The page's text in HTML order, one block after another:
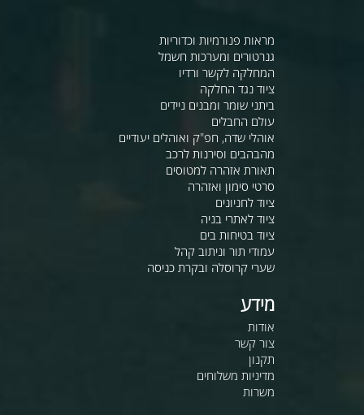
מראות פנורמיות וכדוריות
גנרטורים ומערכות חשמל
המחלקה לקשר ורדיו
ציוד נגד החלקה
ביתני שומר ומבנים ניידים
עולם החבלים
אוהלי שדה, חפ"ק ואוהלים יעודיים
מהבהבים וסירנות לרכב
תאורת אזהרה למטוסים
סרטי סימון ואזהרה
ציוד לחניונים
ציוד לאתרי בניה
ציוד בטיחות בים
עמודי תור וניתוב קהל
שערי קרוסלה ובקרת כניסה
מידע
אודות
צור קשר
תקנון
מדיניות משלוחים
משרות